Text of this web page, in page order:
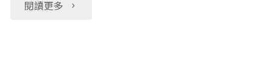
閱讀更多
"【幼